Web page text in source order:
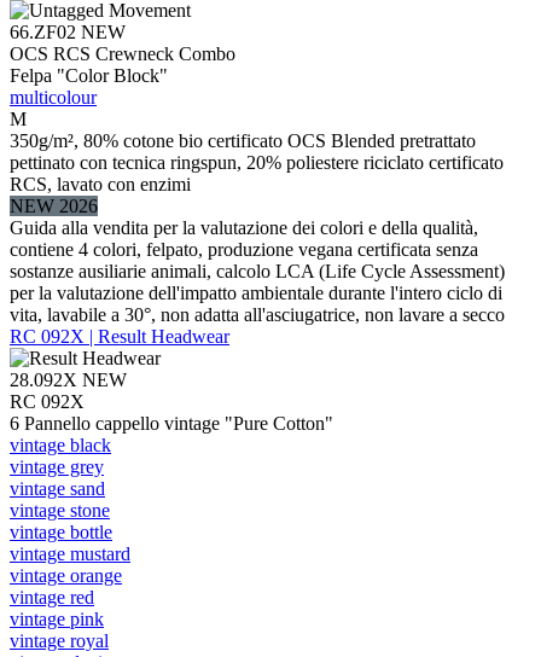
66.ZF02 NEW
OCS RCS Crewneck Combo
Felpa "Color Block"
multicolour
M
350g/m², 80% cotone bio certificato OCS Blended pretrattato
pettinato con tecnica ringspun, 20% poliestere riciclato certificato
RCS, lavato con enzimi
NEW 2026
Guida alla vendita per la valutazione dei colori e della qualità,
contiene 4 colori, felpato, produzione vegana certificata senza
sostanze ausiliarie animali, calcolo LCA (Life Cycle Assessment)
per la valutazione dell'impatto ambientale durante l'intero ciclo di
vita, lavabile a 30°, non adatta all'asciugatrice, non lavare a secco
RC 092X | Result Headwear
28.092X NEW
RC 092X
6 Pannello cappello vintage "Pure Cotton"
vintage black
vintage grey
vintage sand
vintage stone
vintage bottle
vintage mustard
vintage orange
vintage red
vintage pink
vintage royal